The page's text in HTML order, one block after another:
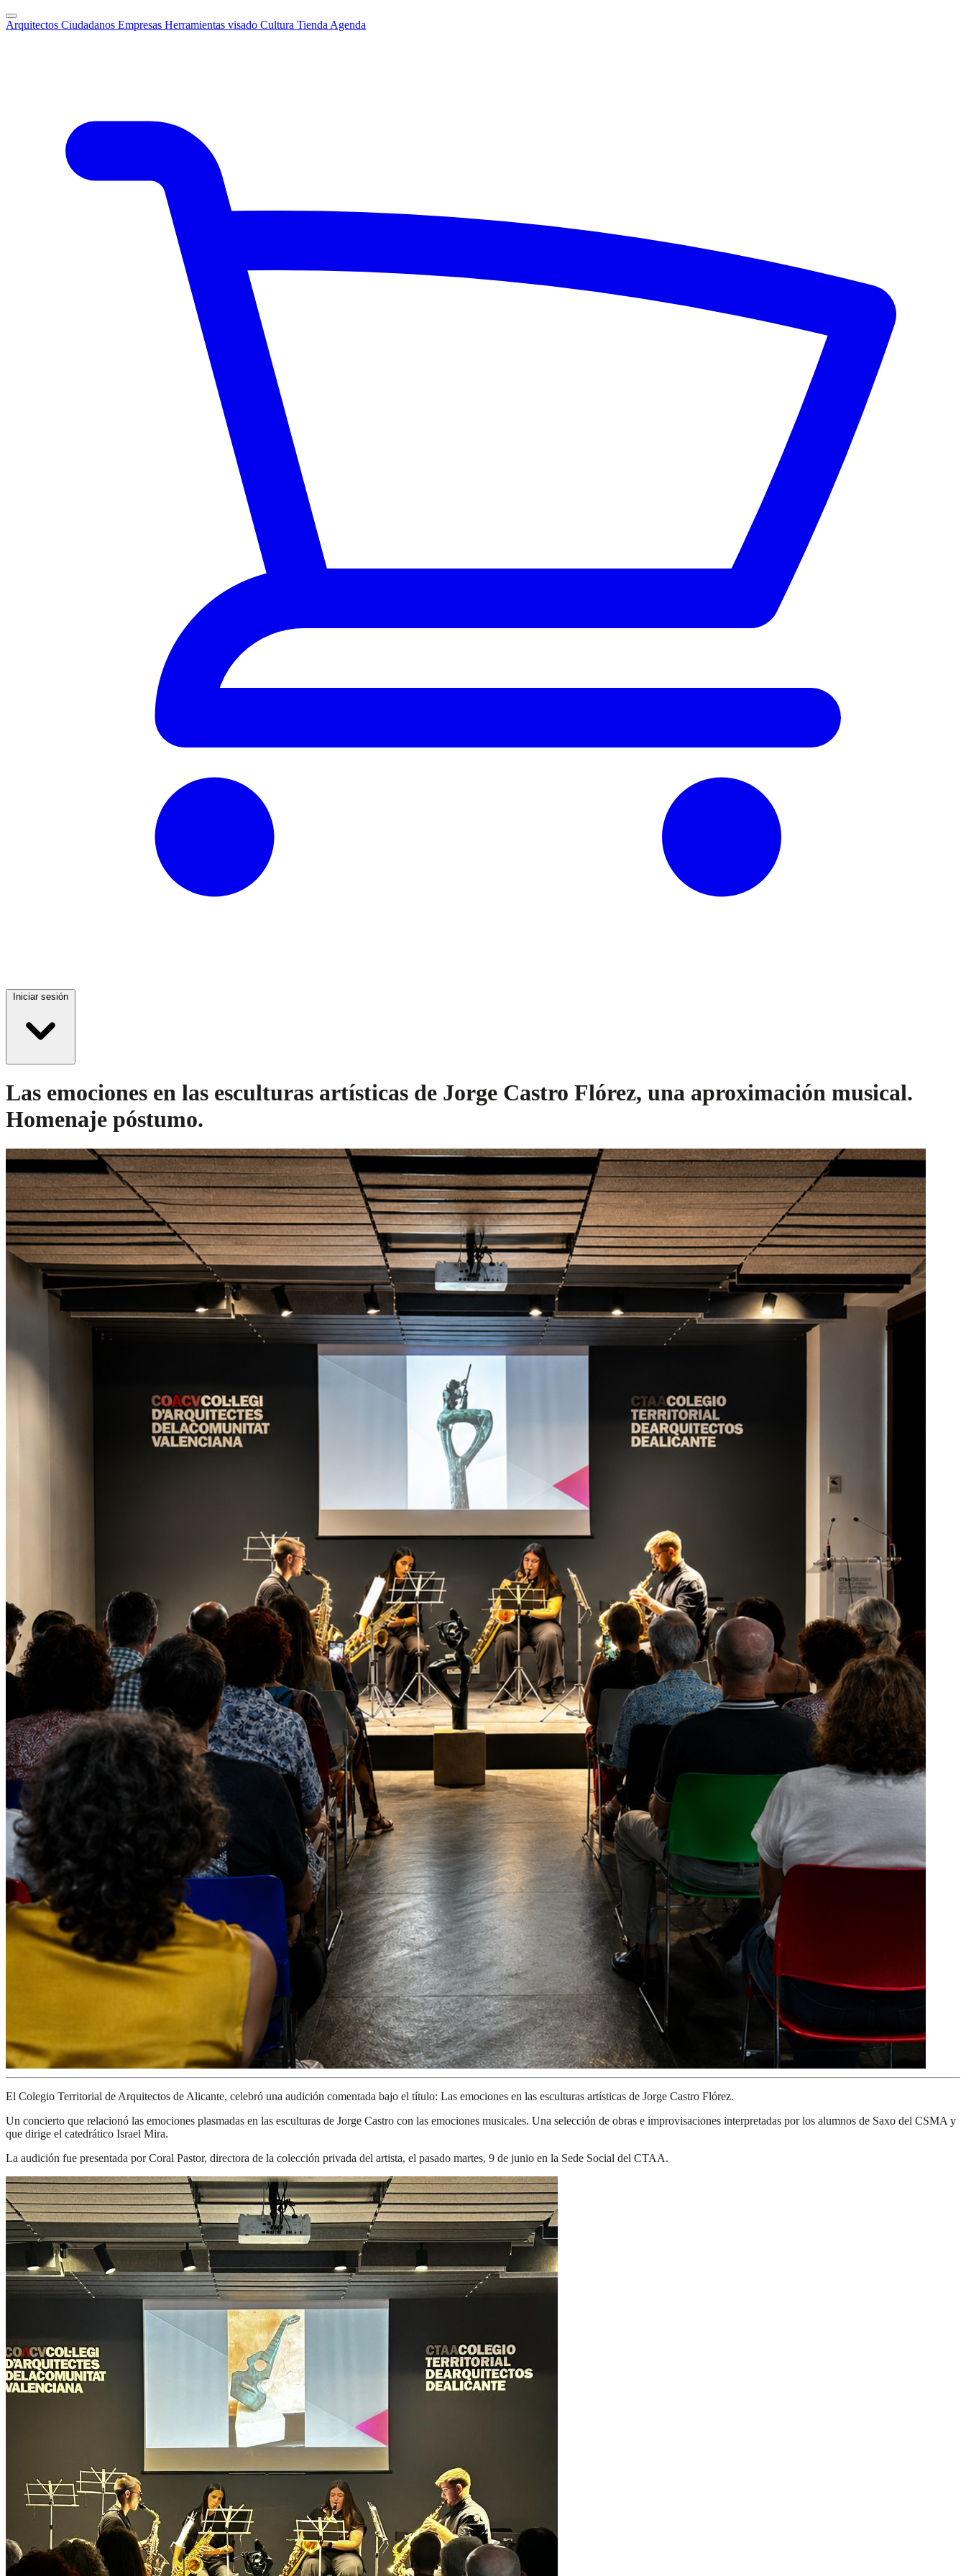
Arquitectos Ciudadanos Empresas Herramientas visado Cultura Tienda Agenda
Iniciar sesión
Las emociones en las esculturas artísticas de Jorge Castro Flórez, una aproximación musical.
Homenaje póstumo.
El Colegio Territorial de Arquitectos de Alicante, celebró una audición comentada bajo el título: Las emociones en las esculturas artísticas de Jorge Castro Flórez.
Un concierto que relacionó las emociones plasmadas en las esculturas de Jorge Castro con las emociones musicales. Una selección de obras e improvisaciones interpretadas por los alumnos de Saxo del CSMA y
que dirige el catedrático Israel Mira.
La audición fue presentada por Coral Pastor, directora de la colección privada del artista, el pasado martes, 9 de junio en la Sede Social del CTAA.